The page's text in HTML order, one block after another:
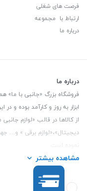
فرصت های شغلی
ارتباط با مجموعه
درباره ما
درباره ما
فروشگاه بزرگ «جانبی با ما»
ابزار به روز و کارآمد بوده و
از کالاها در قالب «لوازم
دیجیتال»،«لوازم برقی » و…
این فروشگاه تمام تلاش خود
عرضه نماید.
مشاهده بیشتر